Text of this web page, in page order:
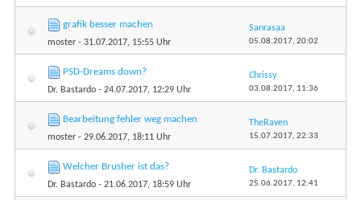
grafik besser machen
moster - 31.07.2017, 15:55 Uhr
Sanrasaa
05.08.2017, 20:02
PSD-Dreams down?
Dr. Bastardo - 24.07.2017, 12:29 Uhr
Chrissy
03.08.2017, 11:36
Bearbeitung fehler weg machen
moster - 29.06.2017, 18:11 Uhr
TheRaven
15.07.2017, 22:33
Welcher Brusher ist das?
Dr. Bastardo - 21.06.2017, 18:59 Uhr
Dr. Bastardo
25.06.2017, 12:41